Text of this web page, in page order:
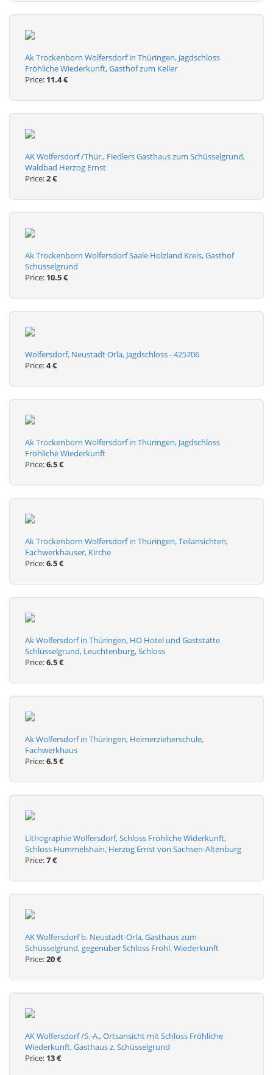
Ak Trockenborn Wolfersdorf in Thüringen, Jagdschloss
Fröhliche Wiederkunft, Gasthof zum Keller
Price: 11.4 €
AK Wolfersdorf /Thür., Fiedlers Gasthaus zum Schüsselgrund,
Waldbad Herzog Ernst
Price:2 €
Ak Trockenborn Wolfersdorf Saale Holzland Kreis, Gasthof
Schüsselgrund
Price: 10.5 €
Wolfersdorf, Neustadt Orla, Jagdschloss - 425706
Price:4 €
Ak Trockenborn Wolfersdorf in Thüringen, Jagdschloss
Fröhliche Wiederkunft
Price:6.5 €
Ak Trockenborn Wolfersdorf in Thüringen, Teilansichten,
Fachwerkhäuser, Kirche
Price:6.5 €
Ak Wolfersdorf in Thüringen, HO Hotel und Gaststätte
Schlüsselgrund, Leuchtenburg, Schloss
Price:6.5 €
Ak Wolfersdorf in Thüringen, Heimerzieherschule,
Fachwerkhaus
Price:6.5 €
Lithographie Wolfersdorf, Schloss Fröhliche Widerkunft,
Schloss Hummelshain, Herzog Ernst von Sachsen-Altenburg
Price:7 €
AK Wolfersdorf b. Neustadt-Orla, Gasthaus zum
Schüsselgrund, gegenüber Schloss Fröhl. Wiederkunft
Price:20 €
AK Wolfersdorf /S.-A., Ortsansicht mit Schloss Fröhliche
Wiederkunft, Gasthaus z. Schüsselgrund
Price: 13 €